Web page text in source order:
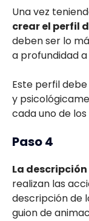
Una vez
crear el perfil
deben ser lo
a profundidad
Este perfil
y
cada uno de
Paso 4
La
realizan las
descripción de
guion de